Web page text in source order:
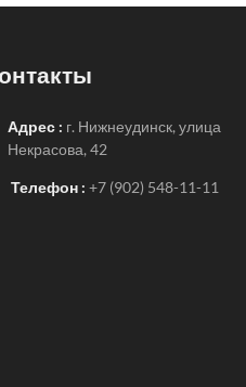
Адрес : г. Нижнеудинск, улица
Некрасова, 42
Телефон : +7 (902) 548-11-11